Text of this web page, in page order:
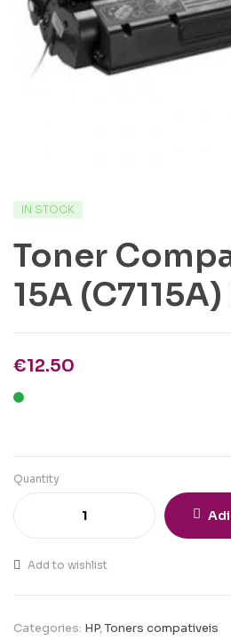
IN STOCK
Toner
15A
€12.50
Quantity
Add to wishlist
Categories: HP,Toners compativeis